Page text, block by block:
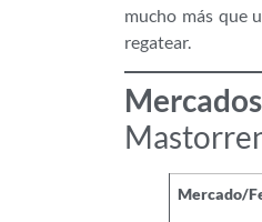
mucho más que
regatear.
Mercado/